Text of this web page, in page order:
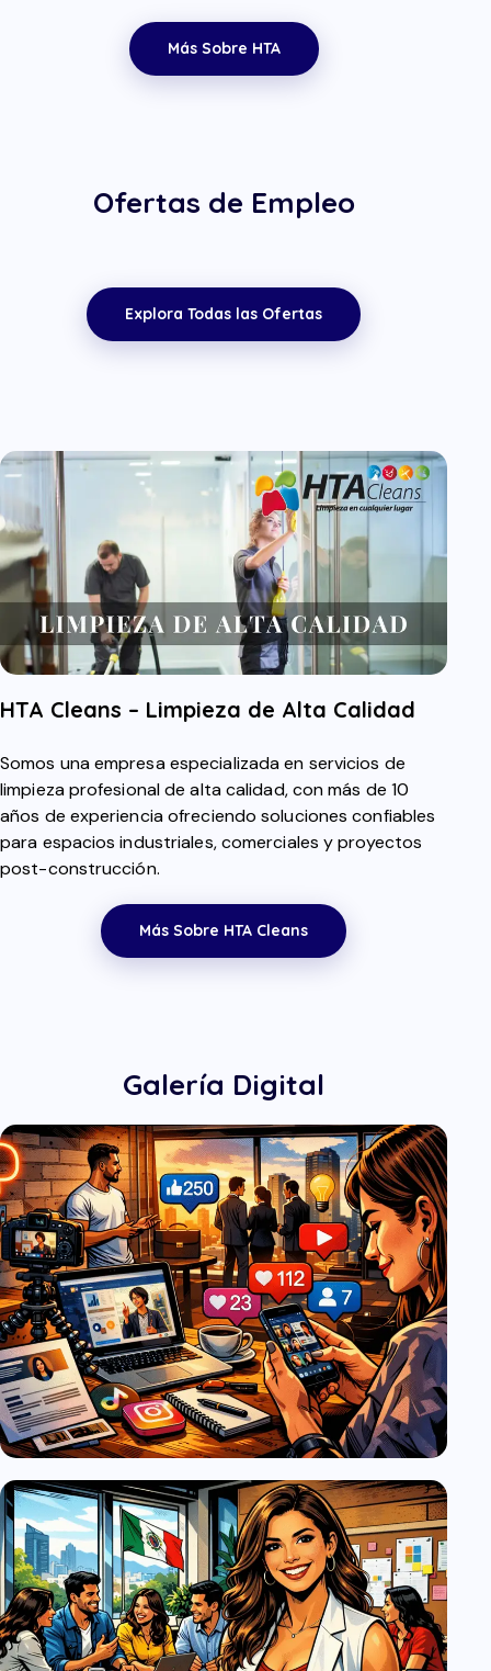
Más Sobre HTA
Ofertas de Empleo
Explora Todas las Ofertas
HTA Cleans – Limpieza de Alta Calidad
Somos una empresa especializada en servicios de
limpieza profesional de alta calidad, con más de 10
años de experiencia ofreciendo soluciones confiables
para espacios industriales, comerciales y proyectos
post-construcción.
Más Sobre HTA Cleans
Galería Digital
El CV Ya No Es El Primer Filtro
Galeria Digital